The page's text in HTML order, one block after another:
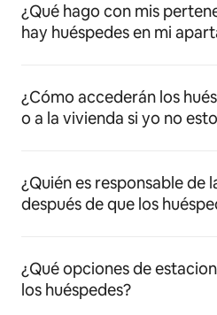
¿Qué hago con mis
hay huéspedes en mi
¿Cómo accederán los
o a la vivienda si yo no
¿Quién es responsable de
después de que los
¿Qué opciones de
los huéspedes?